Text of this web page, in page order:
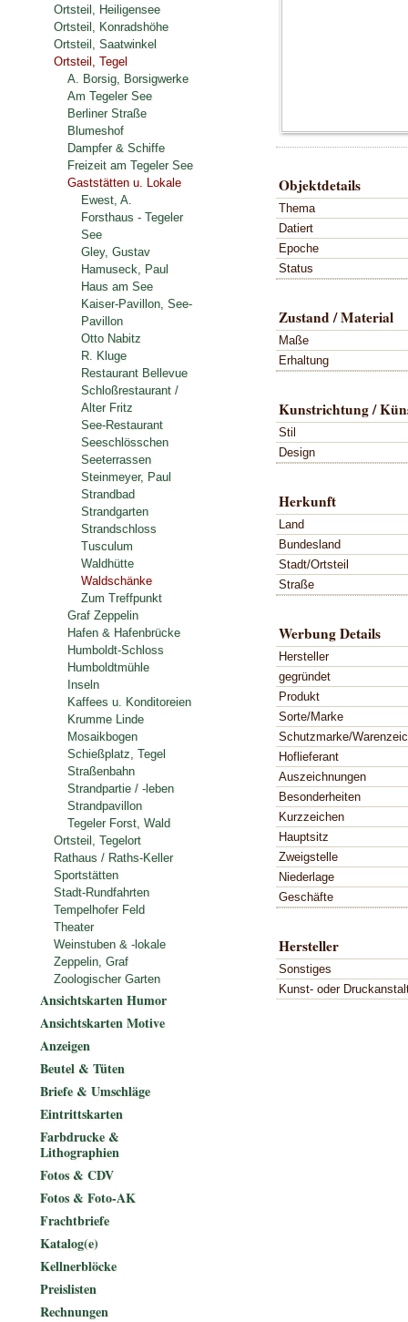
Objektdetails
Thema
Datiert
Epoche
Status
Zustand / Material
Maße
Erhaltung
Kunstrichtung /
Stil
Design
Herkunft
Land
Bundesland
Stadt/Ortsteil
Straße
Werbung Details
Hersteller
gegründet
Produkt
Sorte/Marke
Schutzmarke/
Hoflieferant
Auszeichnungen
Besonderheiten
Kurzzeichen
Hauptsitz
Zweigstelle
Niederlage
Geschäfte
Hersteller
Sonstiges
Kunst- oder
Ortsteil, Heiligensee
Ortsteil, Konradshöhe
Ortsteil, Saatwinkel
Ortsteil, Tegel
A. Borsig, Borsigwerke
Am Tegeler See
Berliner Straße
Blumeshof
Dampfer & Schiffe
Freizeit am Tegeler See
Gaststätten u. Lokale
Ewest, A.
Forsthaus - Tegeler
See
Gley, Gustav
Hamuseck, Paul
Haus am See
Kaiser-Pavillon, See-
Pavillon
Otto Nabitz
R. Kluge
Restaurant Bellevue
Schloßrestaurant /
Alter Fritz
See-Restaurant
Seeschlösschen
Seeterrassen
Steinmeyer, Paul
Strandbad
Strandgarten
Strandschloss
Tusculum
Waldhütte
Waldschänke
Zum Treffpunkt
Graf Zeppelin
Hafen & Hafenbrücke
Humboldt-Schloss
Humboldtmühle
Inseln
Kaffees u. Konditoreien
Krumme Linde
Mosaikbogen
Schießplatz, Tegel
Straßenbahn
Strandpartie / -leben
Strandpavillon
Tegeler Forst, Wald
Ortsteil, Tegelort
Rathaus / Raths-Keller
Sportstätten
Stadt-Rundfahrten
Tempelhofer Feld
Theater
Weinstuben & -lokale
Zeppelin, Graf
Zoologischer Garten
Ansichtskarten Humor
Ansichtskarten Motive
Anzeigen
Beutel & Tüten
Briefe & Umschläge
Eintrittskarten
Farbdrucke &
Lithographien
Fotos & CDV
Fotos & Foto-AK
Frachtbriefe
Katalog(e)
Kellnerblöcke
Preislisten
Rechnungen